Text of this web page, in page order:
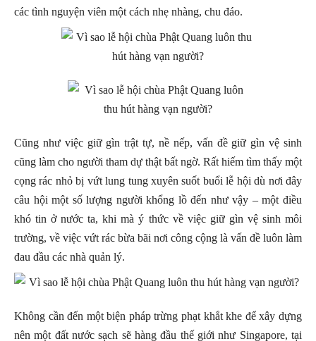
các tình nguyện viên một cách nhẹ nhàng, chu đáo.
Cũng như việc giữ gìn trật tự, nề nếp, vấn đề giữ gìn vệ sinh
cũng làm cho người tham dự thật bất ngờ. Rất hiếm tìm thấy một
cọng rác nhỏ bị vứt lung tung xuyên suốt buổi lễ hội dù nơi đây
câu hội một số lượng người khổng lồ đến như vậy – một điều
khó tin ở nước ta, khi mà ý thức về việc giữ gìn vệ sinh môi
trường, về việc vứt rác bừa bãi nơi công cộng là vấn đề luôn làm
đau đầu các nhà quản lý.
Không cần đến một biện pháp trừng phạt khắt khe để xây dựng
nên một đất nước sạch sẽ hàng đầu thế giới như Singapore, tại